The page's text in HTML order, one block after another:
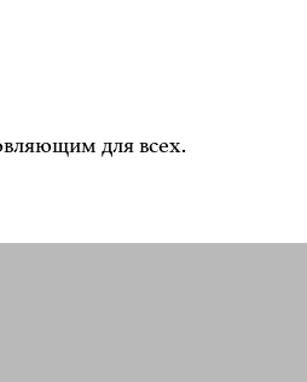
для всех.